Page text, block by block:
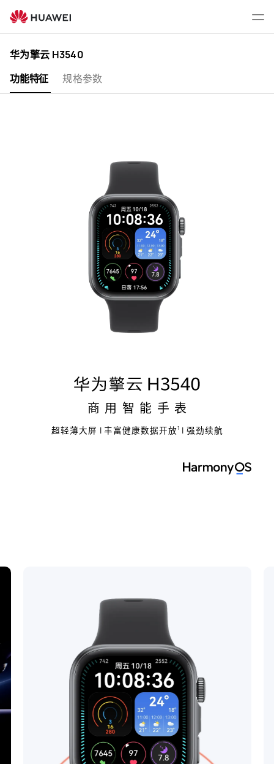
擎
打
华为擎云 H3540
功能特征
规格参数
商 用 智 能 手 表
超轻薄大屏 | 丰富健康数据开放1 | 强劲续航